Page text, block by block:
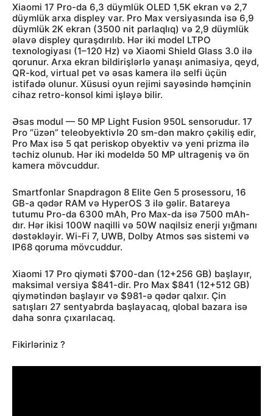
Xiaomi 17 Pro-da 6,3 düymlük OLED 1,5K ekran və 2,7
düymlük arxa displey var. Pro Max versiyasında isə 6,9
düymlük 2K ekran (3500 nit parlaqlıq) və 2,9 düymlük
əlavə displey quraşdırılıb. Hər iki model LTPO
texnologiyası (1–120 Hz) və Xiaomi Shield Glass 3.0 ilə
qorunur. Arxa ekran bildirişlərlə yanaşı animasiya, qeyd,
QR-kod, virtual pet və əsas kamera ilə selfi üçün
istifadə olunur. Xüsusi oyun rejimi sayəsində həmçinin
cihaz retro-konsol kimi işləyə bilir.
Əsas modul — 50 MP Light Fusion 950L sensorudur. 17
Pro “üzən” teleobyektivlə 20 sm-dən makro çəkiliş edir,
Pro Max isə 5 qat periskop obyektiv və yeni prizma ilə
təchiz olunub. Hər iki modeldə 50 MP ultrageniş və ön
kamera mövcuddur.
Smartfonlar Snapdragon 8 Elite Gen 5 prosessoru, 16
GB-a qədər RAM və HyperOS 3 ilə gəlir. Batareya
tutumu Pro-da 6300 mAh, Pro Max-da isə 7500 mAh-
dır. Hər ikisi 100W naqilli və 50W naqilsiz enerji yığmanı
dəstəkləyir. Wi-Fi 7, UWB, Dolby Atmos səs sistemi və
IP68 qoruma mövcuddur.
Xiaomi 17 Pro qiyməti $700-dan (12+256 GB) başlayır,
maksimal versiya $841-dir. Pro Max $841 (12+512 GB)
qiymətindən başlayır və $981-ə qədər qalxır. Çin
satışları 27 sentyabrda başlayacaq, qlobal bazara isə
daha sonra çıxarılacaq.
Fikirləriniz ?